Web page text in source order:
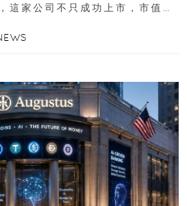
這家公司不只成功上市，市值更